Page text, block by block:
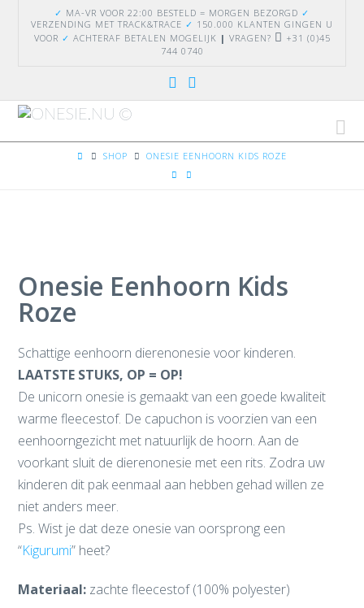
✓ MA-VR VOOR 22:00 BESTELD = MORGEN BEZORGD ✓
VERZENDING MET TRACK&TRACE ✓ 150.000 KLANTEN GINGEN U
VOOR ✓ ACHTERAF BETALEN MOGELIJK | VRAGEN?
+31 (0)45
744 0740
HOMESHOP ONESIE EENHOORN KIDS ROZE
Onesie Eenhoorn Kids
Roze
Schattige eenhoorn dierenonesie voor kinderen.
LAATSTE STUKS, OP = OP!
De unicorn onesie is gemaakt van een goede kwaliteit
warme fleecestof. De capuchon is voorzien van een
eenhoorngezicht met natuurlijk de hoorn. Aan de
voorkant sluit de dierenonesie met een rits. Zodra uw
kinderen dit pak eenmaal aan hebben gehad willen ze
niet anders meer.
Ps. Wist je dat deze onesie van oorsprong een
“Kigurumi” heet?
Materiaal: zachte fleecestof (100% polyester)